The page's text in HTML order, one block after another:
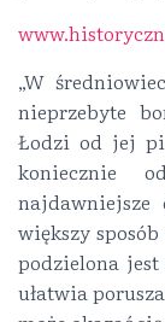
„W
nieprzebyte
Łodzi od jej
koniecznie
większy
podzielona
ułatwia